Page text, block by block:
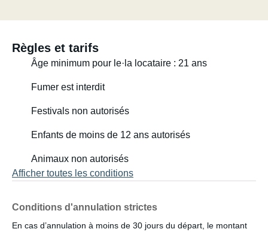
Si vous recherchez des vacances inoubliables, mon
camping-car est le choix idéal.
propre couette.
Règles et tarifs
Âge minimum pour le·la locataire : 21 ans
Fumer est interdit
Festivals non autorisés
Enfants de moins de 12 ans autorisés
Animaux non autorisés
Afficher toutes les conditions
Conditions d'annulation strictes
En cas d’annulation à moins de 30 jours du départ, le montant